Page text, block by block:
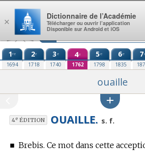
Aller au contenu
1re
1694
2e
1718
3e
1740
4e
1762
5e
1798
6e
1835
7
ouaille
4eÉDITION OUAILLE. s. f.
■ Brebis. Ce mot dans cette
×
Dictionnaire de l’Académie
Télécharger ou ouvrir l’application
Disponible sur Android et iOS